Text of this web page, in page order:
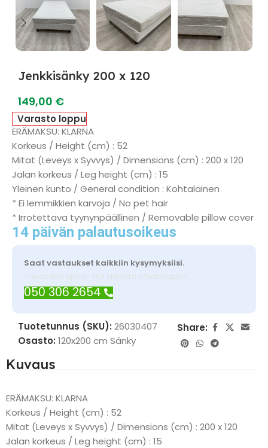
Jenkkisänky 200 x 120
149,00 €
Varasto loppu
ERÄMAKSU: KLARNA
Korkeus / Height (cm) : 52
Mitat (Leveys x Syvvys) / Dimensions (cm) : 200 x 120
Jalan korkeus / Leg height (cm) : 15
Yleinen kunto / General condition : Kohtalainen
* Ei lemmikkien karvoja / No pet hair
* Irrotettava tyynynpäällinen / Removable pillow cover
14 päivän palautusoikeus
Saat vastaukset kaikkiin kysymyksiisi.
Tarvitsetko apua? Ota yhteyttä WhatsAppilla
050 306 2654
Tuotetunnus (SKU): 26030407
Osasto: 120x200 cm Sänky
Share:
Kuvaus
ERÄMAKSU: KLARNA
Korkeus / Height (cm) : 52
Mitat (Leveys x Syvvys) / Dimensions (cm) : 200 x 120
Jalan korkeus / Leg height (cm) : 15